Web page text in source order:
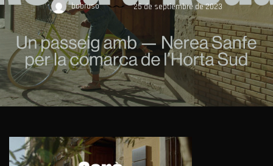
bobruso 25 de septiembre de 2023